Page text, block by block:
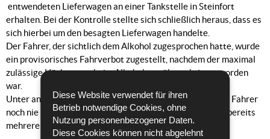
Diese Website verwendet für ihren
Betrieb notwendige Cookies, ohne
Nutzung personenbezogener Daten.
Diese Cookies können nicht abgelehnt
entwendeten Lieferwagen an einer Tankstelle in Steinfort
erhalten. Bei der Kontrolle stellte sich schließlich heraus, dass es
sich hierbei um den besagten Lieferwagen handelte.
Der Fahrer, der sichtlich dem Alkohol zugesprochen hatte, wurde
ein provisorisches Fahrverbot zugestellt, nachdem der maximal
zulässige Höchstwert beim Alkoholtest überschritten worden
war.
Unter anderem ergab die Personenüberprüfung, dass der Fahrer
noch nie im Besitz eines gültigen Führerscheins war und bereits
mehrere Fahrverbote gegen denselben bestanden.